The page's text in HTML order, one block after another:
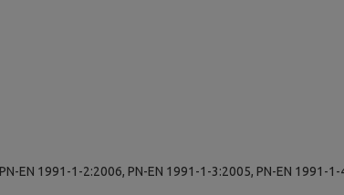
EN 1991-1-2:2006, PN-EN 1991-1-3:2005, PN-EN 1991-